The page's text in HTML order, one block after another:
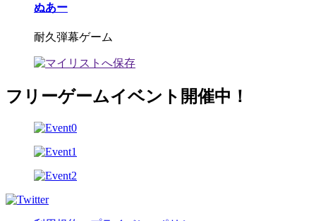
ぬあー
耐久弾幕ゲーム
フリーゲームイベント開催中！